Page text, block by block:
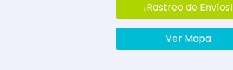
¡Rastreo de Envíos!
Ver Mapa